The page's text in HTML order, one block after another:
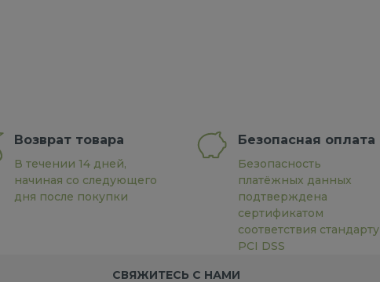
Возврат товара
В течении 14 дней,
начиная со следующего
дня после покупки
Безопасная оплата
Безопасность
платёжных данных
подтверждена
сертификатом
соответствия стандарту
PCI DSS
СВЯЖИТЕСЬ С НАМИ